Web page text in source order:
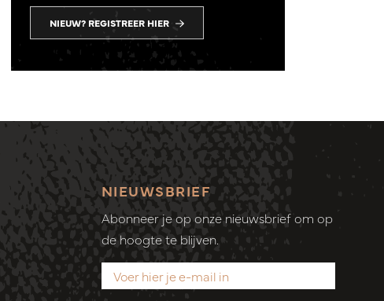
NIEUW? REGISTREER HIER
NIEUWSBRIEF
Abonneer je op onze nieuwsbrief om op
de hoogte te blijven.